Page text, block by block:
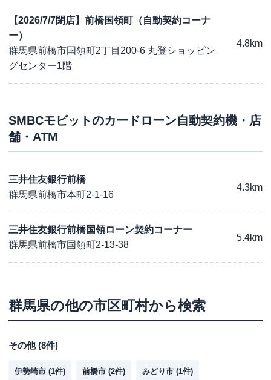
【2026/7/7閉店】前橋国領町（自動契約コーナ
ー）
群馬県前橋市国領町2丁目200-6 丸登ショッピン
グセンター1階
4.8km
SMBCモビットのカードローン自動契約機・店
舗・ATM
三井住友銀行前橋
群馬県前橋市本町2-1-16
4.3km
三井住友銀行前橋国領ローン契約コーナー
群馬県前橋市国領町2-13-38
5.4km
群馬県の他の市区町村から検索
その他(8件)
伊勢崎市 (1件) 前橋市 (2件) みどり市 (1件)